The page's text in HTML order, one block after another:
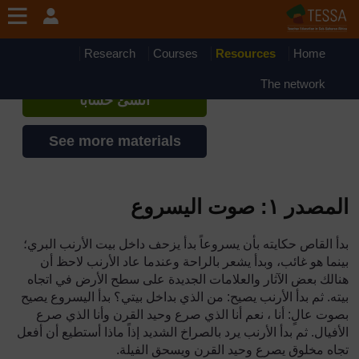
Home
Resources
Courses
Research
The network
إذا أنشأت حسابا، يمكنك أن تنشئ ملفاً
شخصياً على الموقع
أنشئ حساباً
See more materials
المصدر ١: صوت اليسروع
بدأ القاص حكايته بأن يسروعاً بدأ يزحف داخل بيت الأرنب البري؛
بينما هو غائب، وبدأ يشعر بالراحة وعندما عاد الأرنب لاحظ أن
هنالك بعض الآثار والعلامات الجديدة على سطح الأرض في اتجاه
بيته. ثم بدأ الأرنب يصيح: من الذي بداخل بيتي؟ بدأ اليسروع يصيح
بصوت عالٍ: أنا ، نعم أنا الذي صرع وحيد القرن وأنا الذي صرع
الأفيال. ثم بدأ الأرنب يرد بالصراخ الشديد إذاً ماذا أستطيع أن أفعل
تجاه مخلوق يصرع وحيد القرن ويسحق الفيلة.